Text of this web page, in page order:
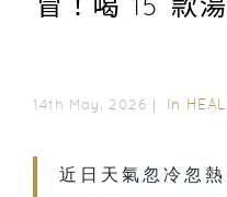
冒！喝 15 款
14th May, 2026｜ In
近日天氣忽冷忽